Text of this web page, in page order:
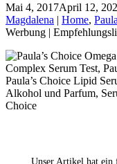
Mai 4, 2017April 12,
Magdalena | Home,
Werbung |
Unser Artikel hat ein